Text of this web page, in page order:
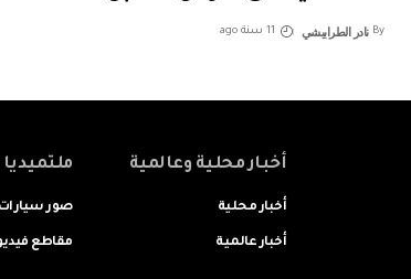
By نادر الطرابيشي 11 سنة ago
أخبار محلية وعالمية
أخبار محلية
أخبار عالمية
صور سيارات
مقاطع